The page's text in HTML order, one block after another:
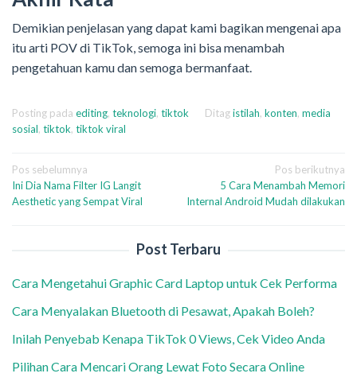
Demikian penjelasan yang dapat kami bagikan mengenai apa
itu arti POV di TikTok, semoga ini bisa menambah
pengetahuan kamu dan semoga bermanfaat.
Posting pada editing, teknologi, tiktok Ditagistilah, konten, media
sosial, tiktok, tiktok viral
Navigasi
pos
Pos sebelumnya
Ini Dia Nama Filter IG Langit
Aesthetic yang Sempat Viral
Pos berikutnya
5 Cara Menambah Memori
Internal Android Mudah dilakukan
Post Terbaru
Cara Mengetahui Graphic Card Laptop untuk Cek Performa
Cara Menyalakan Bluetooth di Pesawat, Apakah Boleh?
Inilah Penyebab Kenapa TikTok 0 Views, Cek Video Anda
Pilihan Cara Mencari Orang Lewat Foto Secara Online